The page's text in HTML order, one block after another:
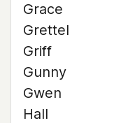
Grace
Grettel
Griff
Gunny
Gwen
Hall